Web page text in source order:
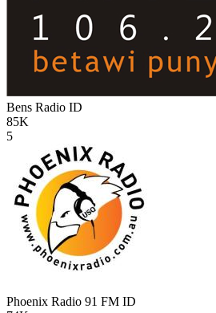
Bens Radio ID
85K
5
Phoenix Radio 91 FM ID